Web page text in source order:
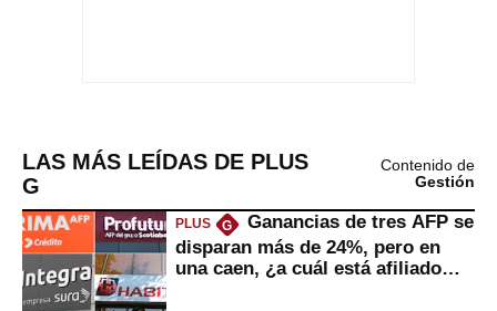
LAS MÁS LEÍDAS DE PLUS
G
Contenido de
Gestión
PLUS G
Ganancias de tres AFP se
disparan más de 24%, pero en
una caen, ¿a cuál está afiliado